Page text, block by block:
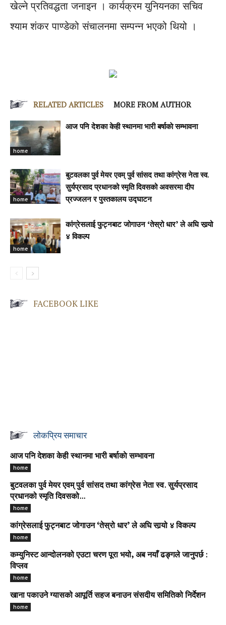
खेल्ने प्रतिवद्धता जनाइन । कार्यक्रम युनियनका सचिव
श्याम शंकर पाण्डेको संचालनमा सम्पन्न भएको थियो ।
RELATED ARTICLES MORE FROM AUTHOR
home
आज पनि देशका केही स्थानमा भारी बर्षाकाे सम्भावना
home
बुटवलका पुर्व मेयर एवम् पुर्व सांसद तथा कांग्रेस नेता स्व.
सुर्यप्रसाद प्रधानको स्मृति दिवसको अवसरमा दीप
प्रज्जलन र पुस्तकालय उद्घाटन
home
कांग्रेसलाई फुट्नबाट जोगाउन ‘तेस्रो धार’ ले अघि सार्‍यो
४ विकल्प
FACEBOOK LIKE
लोकप्रिय समाचार
आज पनि देशका केही स्थानमा भारी बर्षाकाे सम्भावना
home
बुटवलका पुर्व मेयर एवम् पुर्व सांसद तथा कांग्रेस नेता स्व. सुर्यप्रसाद
प्रधानको स्मृति दिवसको...
home
कांग्रेसलाई फुट्नबाट जोगाउन ‘तेस्रो धार’ ले अघि सार्‍यो ४ विकल्प
home
कम्युनिस्ट आन्दोलनको एउटा चरण पूरा भयो, अब नयाँ ढङ्गले जानुपर्छ :
विप्लव
home
खाना पकाउने ग्यासको आपूर्ति सहज बनाउन संसदीय समितिको निर्देशन
home